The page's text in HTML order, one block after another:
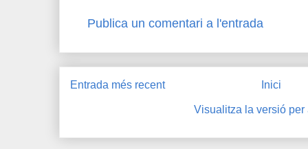
Publica un comentari a l'entrada
Entrada més recent Inici
Visualitza la versió per